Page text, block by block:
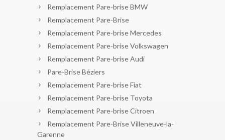
Remplacement Pare-brise BMW
Remplacement Pare-Brise
Remplacement Pare-brise Mercedes
Remplacement Pare-brise Volkswagen
Remplacement Pare-brise Audi
Pare-Brise Béziers
Remplacement Pare-brise Fiat
Remplacement Pare-brise Toyota
Remplacement Pare-brise Citroen
Remplacement Pare-Brise Villeneuve-la-
Garenne